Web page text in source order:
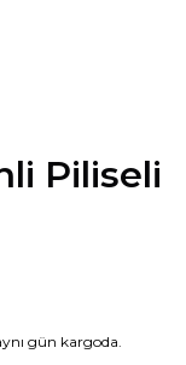
Piliseli
gün kargoda.